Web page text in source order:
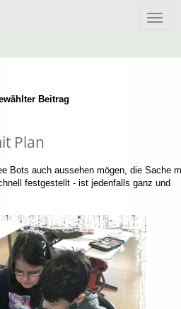
Toggle
Beitrag
Plan
Bots auch aussehen mögen, die Sache
festgestellt - ist jedenfalls ganz und